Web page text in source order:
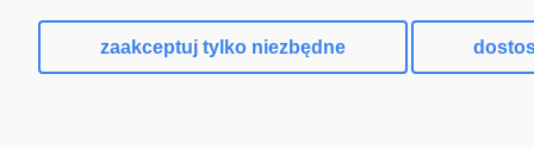
zaakceptuj tylko niezbędne